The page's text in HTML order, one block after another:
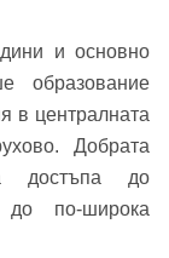
и основно
образование
в централната
Добрата
достъпа до
по-широка